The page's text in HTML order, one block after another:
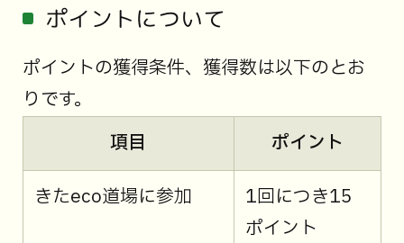
ポイントについて
ポイントの獲得条件、獲得数は以下のとお
りです。
項目
ポイント
きたeco道場に参加
1回につき15
ポイント